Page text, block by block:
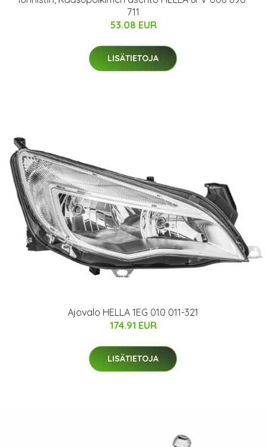
711
53.08 EUR
LISÄTIETOJA
Ajovalo HELLA 1EG 010 011-321
174.91 EUR
LISÄTIETOJA